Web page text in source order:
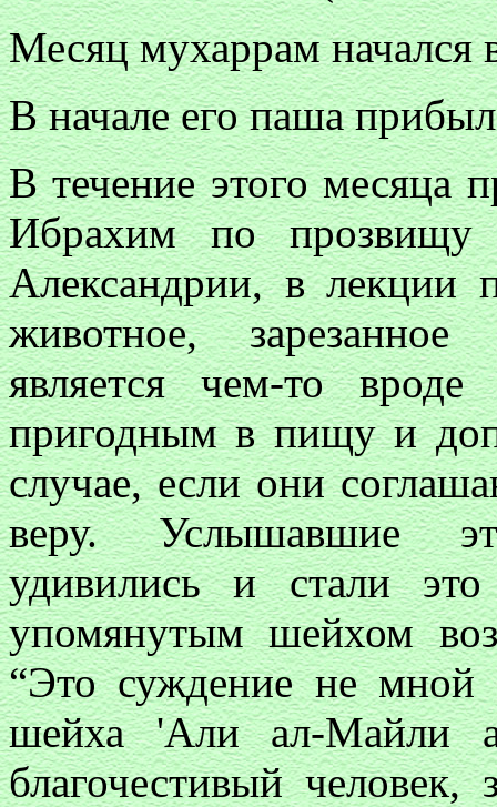
Месяц мухаррам начался
В начале его паша
В течение этого месяца
Ибрахим по
Александрии, в лекции
животное,
является чем-то
пригодным в пищу и
случае, если они
веру. Услышавшие
удивились и стали
упомянутым шейхом
“Это суждение не
шейха 'Али ал-Майли
благочестивый